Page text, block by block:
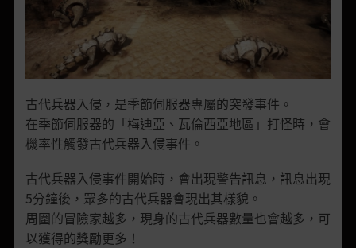
古代兵器入侵，是季節伺服器專屬的突發事件。
在季節伺服器的「梅迪亞、瓦倫西亞地區」打怪時，會
機率性觸發古代兵器入侵事件。
古代兵器入侵事件開始時，會出現警告訊息，訊息出現
5分鐘後，眾多的古代兵器會現出其樣貌。
周圍的冒險家越多，現身的古代兵器數量也會越多，可
以獲得的獎勵更多！